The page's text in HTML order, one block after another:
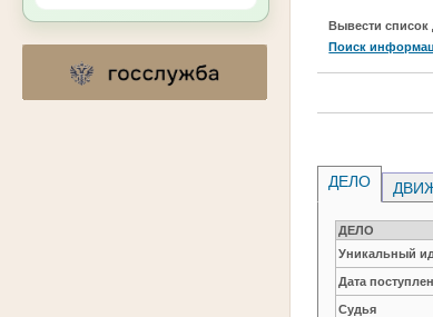
Вывести список
Поиск
ДЕЛО
ДЕЛО
Уникальный
Дата
Судья